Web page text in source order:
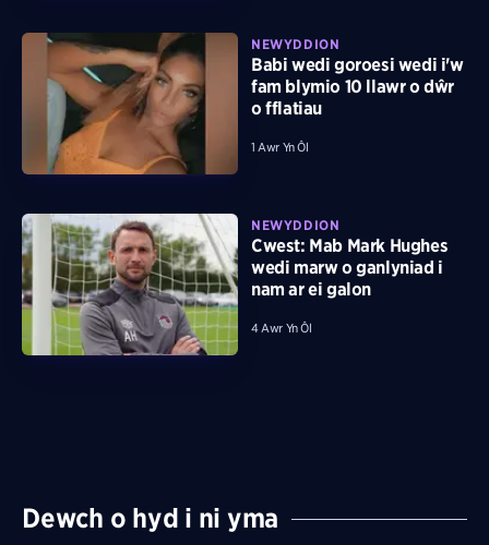
NEWYDDION
Babi wedi goroesi wedi i'w
fam blymio 10 llawr o dŵr
o fflatiau
1 Awr Yn Ôl
NEWYDDION
Cwest: Mab Mark Hughes
wedi marw o ganlyniad i
nam ar ei galon
4 Awr Yn Ôl
Dewch o hyd i ni yma